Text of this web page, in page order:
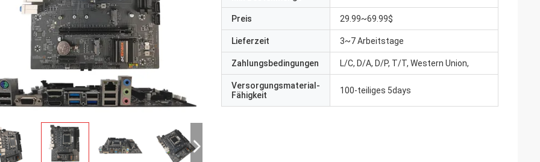
Preis 29.99~69.99$
Lieferzeit 3~7 Arbeitstage
Zahlungsbedingungen L/C, D/A, D/P, T/T, Western Union,
Versorgungsmaterial-
Fähigkeit
100-teiliges 5days